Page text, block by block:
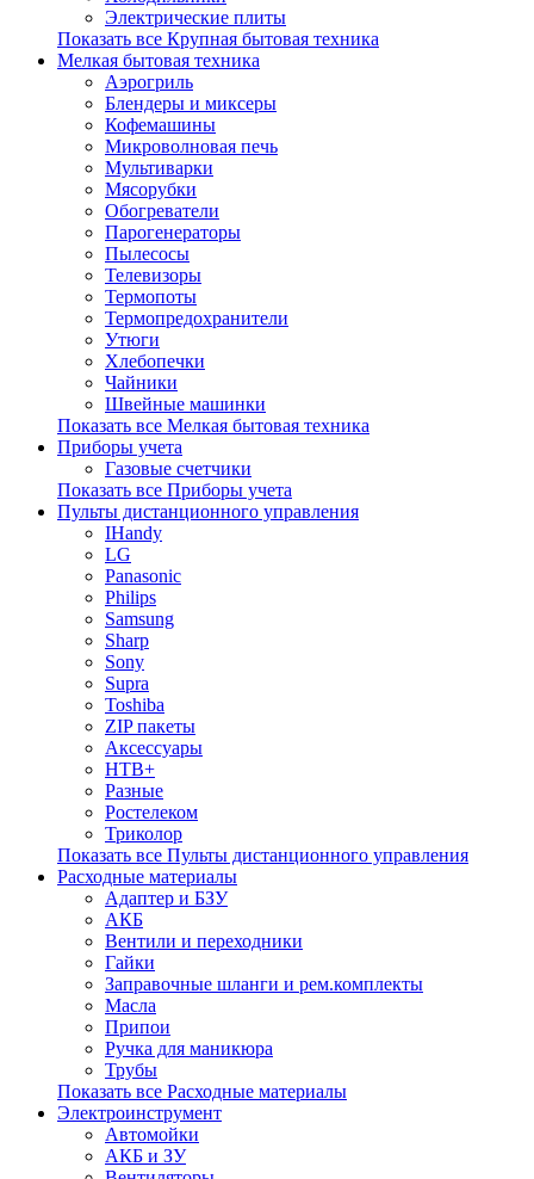
Электрические плиты
Показать все Крупная бытовая техника
Мелкая бытовая техника
Аэрогриль
Блендеры и миксеры
Кофемашины
Микроволновая печь
Мультиварки
Мясорубки
Обогреватели
Парогенераторы
Пылесосы
Телевизоры
Термопоты
Термопредохранители
Утюги
Хлебопечки
Чайники
Швейные машинки
Показать все Мелкая бытовая техника
Приборы учета
Газовые счетчики
Показать все Приборы учета
Пульты дистанционного управления
IHandy
LG
Panasonic
Philips
Samsung
Sharp
Sony
Supra
Toshiba
ZIP пакеты
Аксессуары
НТВ+
Разные
Ростелеком
Триколор
Показать все Пульты дистанционного управления
Расходные материалы
Адаптер и БЗУ
АКБ
Вентили и переходники
Гайки
Заправочные шланги и рем.комплекты
Масла
Припои
Ручка для маникюра
Трубы
Показать все Расходные материалы
Электроинструмент
Автомойки
АКБ и ЗУ